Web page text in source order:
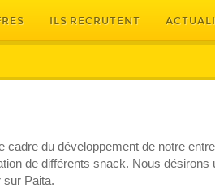
ILS RECRUTENT
cadre du développement de notre
de différents snack. Nous désirons
sur Paita.